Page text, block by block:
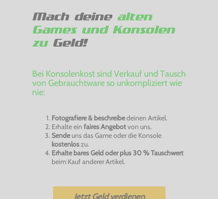
Mach deine alten
Games und Konsolen
zuGeld!
Bei Konsolenkost sind Verkauf und Tausch
von Gebrauchtware so unkompliziert wie
nie:
Fotografiere & beschreibedeinen Artikel.
Erhalte ein faires Angebotvon uns.
Sendeuns das Game oder die Konsole
kostenloszu.
Erhalte bares Geld oder plus 30 % Tauschwert
beim Kauf anderer Artikel.
Jetzt Geld verdienen